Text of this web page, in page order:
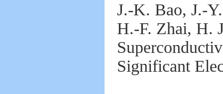
J.-K. Bao, J.-
H.-F. Zhai, H.
Significant